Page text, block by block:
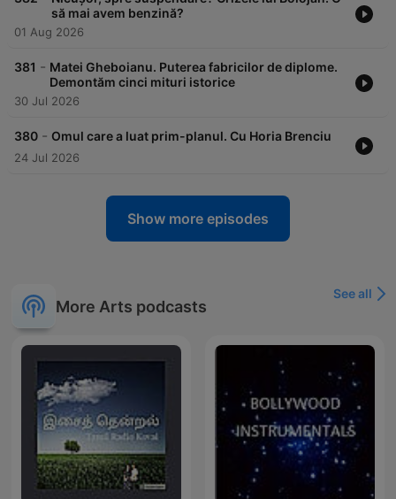
să mai avem benzină?
01 Aug 2026
381 - Matei Gheboianu. Puterea fabricilor de diplome.
Demontăm cinci mituri istorice
30 Jul 2026
380 - Omul care a luat prim-planul. Cu Horia Brenciu
24 Jul 2026
Show more episodes
More Arts podcasts
See all